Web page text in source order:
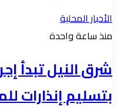
الأخبار المحلية
منذ ساعة واحدة
شرق النيل تبدأ
بتسليم إنذارات